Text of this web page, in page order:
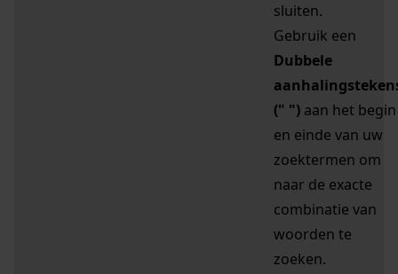
sluiten.
Gebruik een
Dubbele
(" ") aan het begin
en einde van uw
zoektermen om
naar de exacte
combinatie van
woorden te
zoeken.